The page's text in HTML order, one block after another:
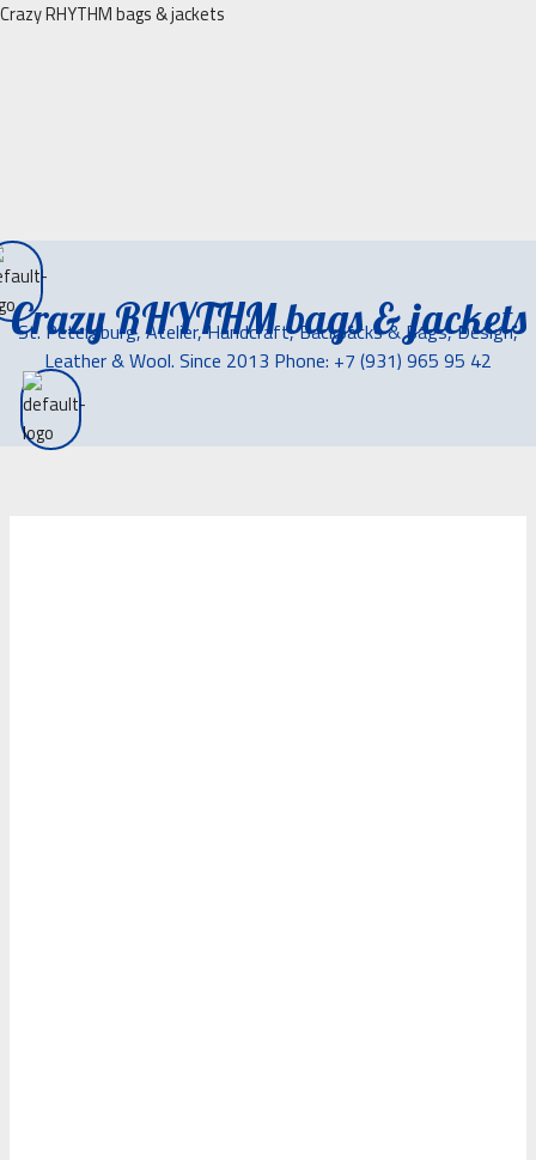
Перейти
Crazy RHYTHM bags & jackets
Crazy RHYTHM bags & jackets
St. Petersburg, Atelier, Handcraft, Backpacks & Bags, Design,
Leather & Wool. Since 2013 Phone: +7 (931) 965 95 42